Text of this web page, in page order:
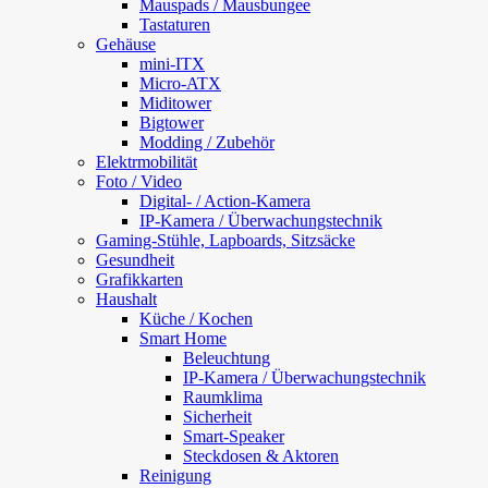
Mauspads / Mausbungee
Tastaturen
Gehäuse
mini-ITX
Micro-ATX
Miditower
Bigtower
Modding / Zubehör
Elektrmobilität
Foto / Video
Digital- / Action-Kamera
IP-Kamera / Überwachungstechnik
Gaming-Stühle, Lapboards, Sitzsäcke
Gesundheit
Grafikkarten
Haushalt
Küche / Kochen
Smart Home
Beleuchtung
IP-Kamera / Überwachungstechnik
Raumklima
Sicherheit
Smart-Speaker
Steckdosen & Aktoren
Reinigung